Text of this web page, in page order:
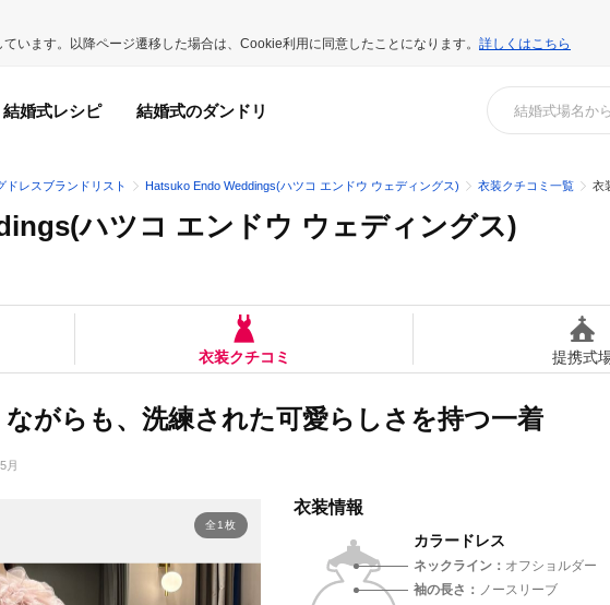
います。以降ページ遷移した場合は、Cookie利用に同意したことになります。 詳しくはこちら
結婚式レシピ 結婚式のダンドリ
ドレスブランドリスト Hatsuko Endo Weddings(ハツコ エンドウ ウェディングス) 衣装クチコミ一覧 衣
ハツコ エンドウ ウェディングス)
衣装クチコミ 提携式
がらも、洗練された可愛らしさを持つ一着
月
全1枚
衣装情報
カラードレス
ネックライン
オフショルダー
袖の長さ
ノースリーブ